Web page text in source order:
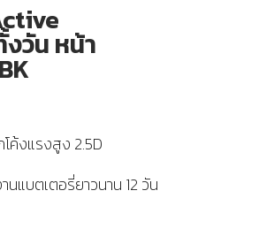
วัน หน้า
โค้งแรงสูง 2.5D
นแบตเตอรี่ยาวนาน 12 วัน